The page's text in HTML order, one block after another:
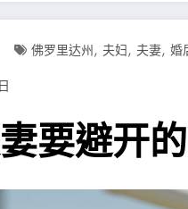
佛罗里达州, 夫妇, 夫妻, 婚
要避开